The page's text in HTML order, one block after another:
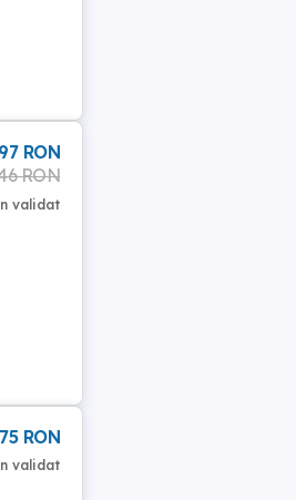
RON
RON
validat
75 RON
validat